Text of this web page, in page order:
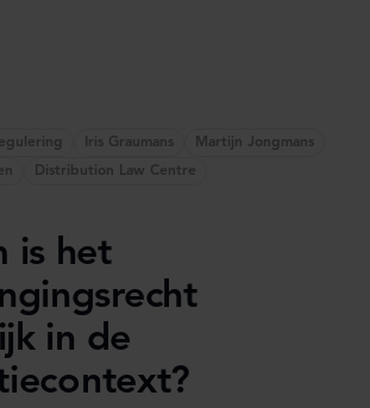
Iris Graumans
Martijn Jongmans
Distribution Law Centre
is het
in de